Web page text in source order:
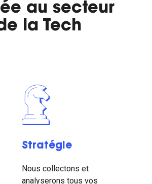
au secteur
la Tech
Stratégie
Nous collectons et
analyserons tous vos